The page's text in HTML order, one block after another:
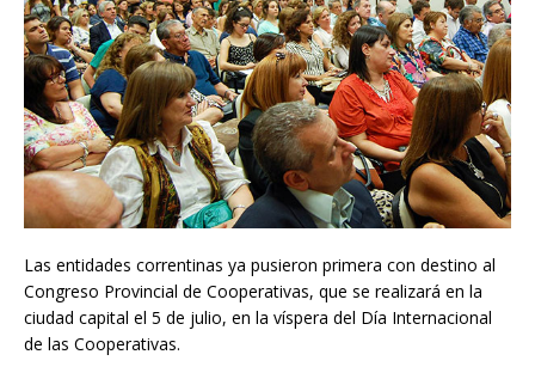
Las entidades correntinas ya pusieron primera con destino al
Congreso Provincial de Cooperativas, que se realizará en la
ciudad capital el 5 de julio, en la víspera del Día Internacional
de las Cooperativas.